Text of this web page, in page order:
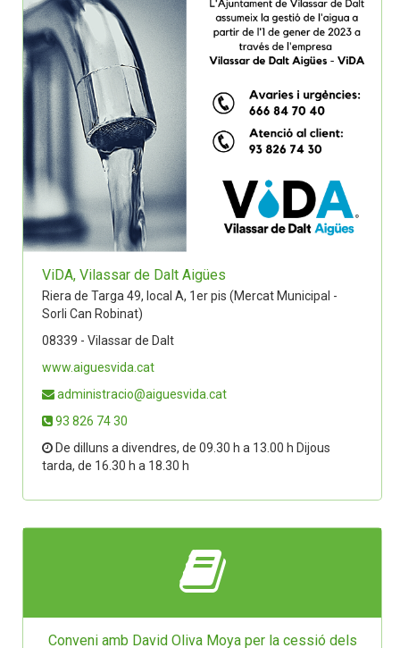
ViDA, Vilassar de Dalt Aigües
Riera de Targa 49, local A, 1er pis (Mercat Municipal -
Sorli Can Robinat)
08339 - Vilassar de Dalt
www.aiguesvida.cat
administracio@aiguesvida.cat
93 826 74 30
De dilluns a divendres, de 09.30 h a 13.00 h Dijous
tarda, de 16.30 h a 18.30 h
Conveni amb David Oliva Moya per la cessió dels